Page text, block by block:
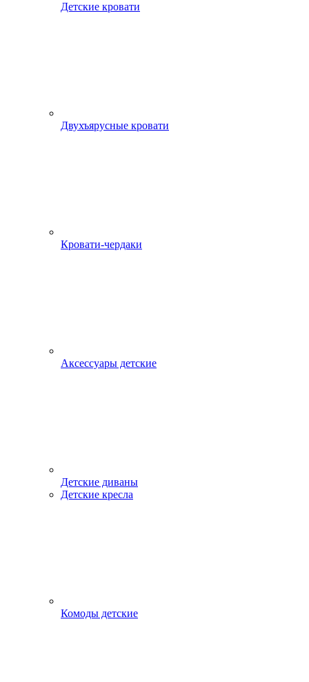
Детские кровати
Двухъярусные кровати
Кровати-чердаки
Аксессуары детские
Детские диваны
Детские кресла
Комоды детские